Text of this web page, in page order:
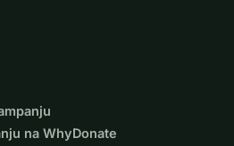
na WhyDonate